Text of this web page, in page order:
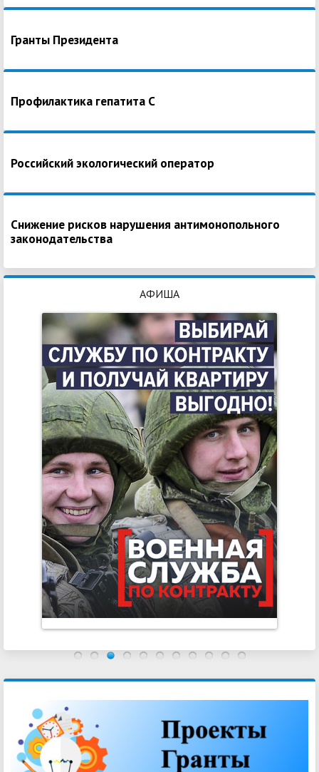
Гранты Президента
Профилактика гепатита С
Российский экологический оператор
Снижение рисков нарушения антимонопольного
законодательства
АФИША